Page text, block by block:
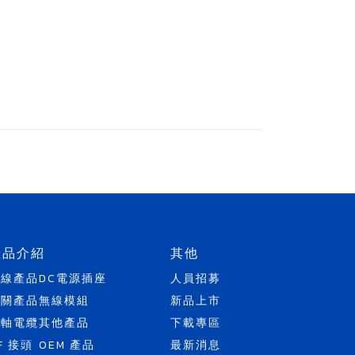
介紹
產品
產品
電纜
接頭
DC電源插座
無線模組
其他產品
OEM 產品
其他
人員招募
新品上市
下載專區
最新消息